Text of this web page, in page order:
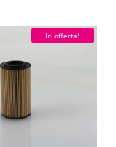
In offerta!